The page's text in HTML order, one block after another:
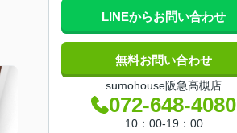
LINEからお問い合わせ
無料お問い合わせ
sumohouse阪急高槻店
072-648-4080
10：00-19：00